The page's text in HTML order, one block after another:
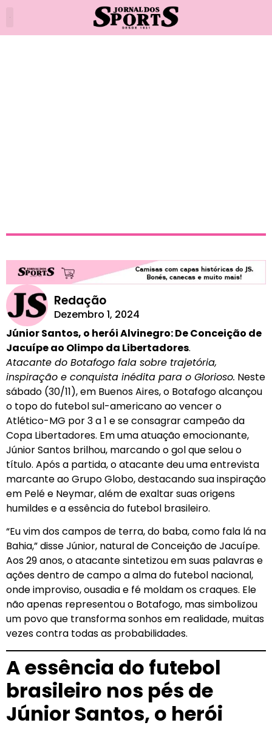
Redação
Dezembro 1, 2024
Júnior Santos, o herói Alvinegro: De Conceição de
Jacuípe ao Olimpo da Libertadores.
Atacante do Botafogo fala sobre trajetória,
inspiração e conquista inédita para o Glorioso. Neste
sábado (30/11), em Buenos Aires, o Botafogo alcançou
o topo do futebol sul-americano ao vencer o
Atlético-MG por 3 a 1 e se consagrar campeão da
Copa Libertadores. Em uma atuação emocionante,
Júnior Santos brilhou, marcando o gol que selou o
título. Após a partida, o atacante deu uma entrevista
marcante ao Grupo Globo, destacando sua inspiração
em Pelé e Neymar, além de exaltar suas origens
humildes e a essência do futebol brasileiro.
“Eu vim dos campos de terra, do baba, como fala lá na
Bahia,” disse Júnior, natural de Conceição de Jacuípe.
Aos 29 anos, o atacante sintetizou em suas palavras e
ações dentro de campo a alma do futebol nacional,
onde improviso, ousadia e fé moldam os craques. Ele
não apenas representou o Botafogo, mas simbolizou
um povo que transforma sonhos em realidade, muitas
vezes contra todas as probabilidades.
A essência do futebol
brasileiro nos pés de
Júnior Santos, o herói